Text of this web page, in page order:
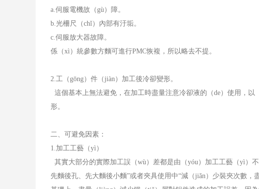
a.伺服電機故（gù）障。
b.光柵尺（chǐ）內部有汙垢。
c.伺服放大器故障。
係（xì）統參數方麵可進行PMC恢複，所以略去不提。
2.工（gōng）件（jiàn）加工後冷卻變形。
這個基本上無法避免，在加工時盡量注意冷卻液的（de）使用，
形。
二、可避免因素：
1.加工工藝（yì）
其實大部分的實際加工誤（wù）差都是由（yóu）加工工藝（yì）
先麵後孔、先大麵後小麵”或者夾具使用中“減（jiǎn）少裝夾次數，